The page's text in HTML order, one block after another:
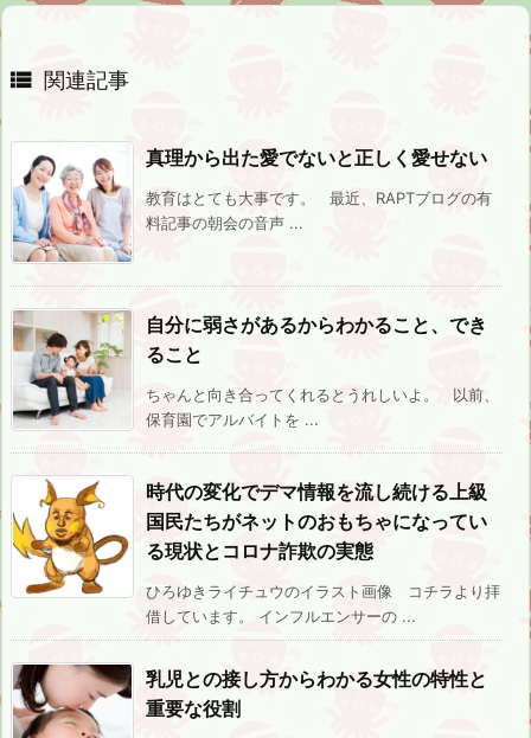
 関連記事
真理から出た愛でないと正しく愛せない
教育はとても大事です。 最近、RAPTブログの有
料記事の朝会の音声 ...
自分に弱さがあるからわかること、でき
ること
ちゃんと向き合ってくれるとうれしいよ。 以前、
保育園でアルバイトを ...
時代の変化でデマ情報を流し続ける上級
国民たちがネットのおもちゃになってい
る現状とコロナ詐欺の実態
ひろゆきライチュウのイラスト画像 コチラより拝
借しています。 インフルエンサーの ...
乳児との接し方からわかる女性の特性と
重要な役割